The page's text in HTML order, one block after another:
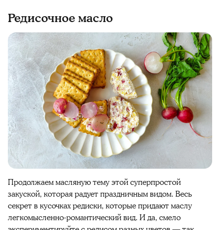
Редисочное масло
Продолжаем масляную тему этой суперпростой
закуской, которая радует праздничным видом. Весь
секрет в кусочках редиски, которые придают маслу
легкомысленно-романтический вид. И да, смело